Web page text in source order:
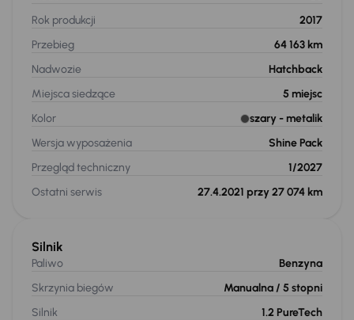
Rok produkcji
2017
Przebieg
64 163 km
Nadwozie
Hatchback
Miejsca siedzące
5 miejsc
Kolor
szary - metalik
Wersja wyposażenia
Shine Pack
Przegląd techniczny
1/2027
Ostatni serwis
27.4.2021 przy 27 074 km
Silnik
Paliwo
Benzyna
Skrzynia biegów
Manualna / 5 stopni
Silnik
1.2 PureTech